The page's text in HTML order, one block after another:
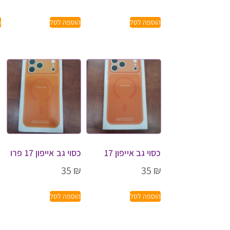
הוספה לסל הוספה לסל
כסוי גב אייפון 17
35 ₪
הוספה לסל
כסוי גב אייפון 17 פרו
35 ₪
הוספה לסל